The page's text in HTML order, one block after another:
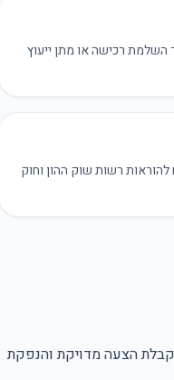
השלמת רכישה או מתן ייעוץ
רשות שוק ההון וחוק
קבלת הצעה מדויקת והנפקת